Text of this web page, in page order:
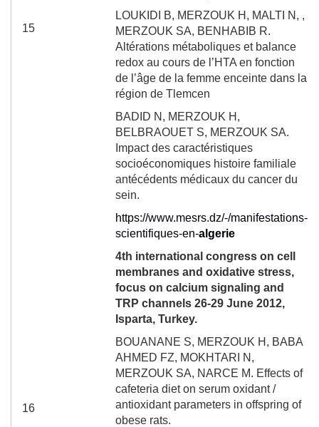
15
LOUKIDI B, MERZOUK H, MALTI N, ,
MERZOUK SA, BENHABIB R.
Altérations métaboliques et balance
redox au cours de l’HTA en fonction
de l’âge de la femme enceinte dans la
région de Tlemcen
BADID N, MERZOUK H,
BELBRAOUET S, MERZOUK SA.
Impact des caractéristiques
socioéconomiques histoire familiale
antécédents médicaux du cancer du
sein.
https://www.mesrs.dz/-/manifestations-
scientifiques-en-algerie
16
4th international congress on cell
membranes and oxidative stress,
focus on calcium signaling and
TRP channels 26-29 June 2012,
Isparta, Turkey.
BOUANANE S, MERZOUK H, BABA
AHMED FZ, MOKHTARI N,
MERZOUK SA, NARCE M. Effects of
cafeteria diet on serum oxidant /
antioxidant parameters in offspring of
obese rats.